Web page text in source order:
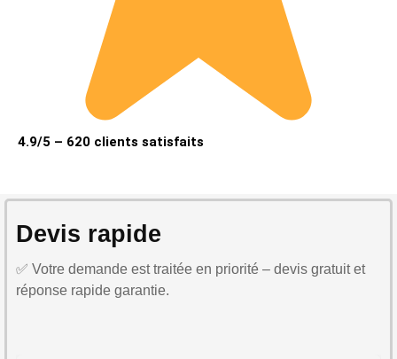
4.9/5 – 620 clients satisfaits
Devis rapide
✅ Votre demande est traitée en priorité – devis gratuit et
réponse rapide garantie.